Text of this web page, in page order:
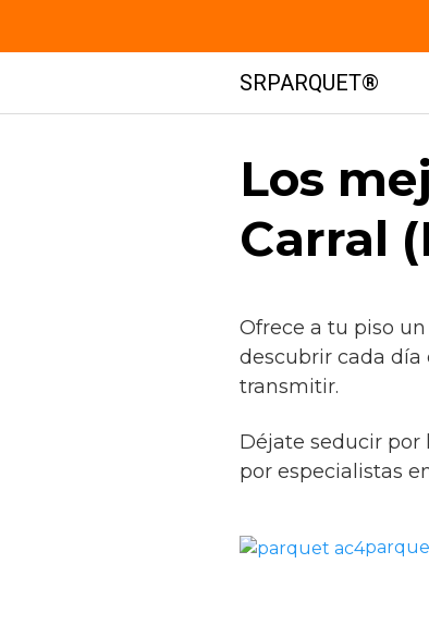
contenido
SRPARQUET®
Los
Carral
Ofrece a tu piso
descubrir cada
transmitir.
Déjate seducir por
por especialistas